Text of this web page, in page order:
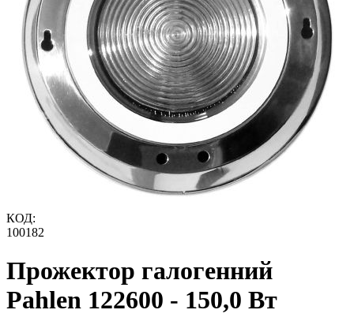
КОД:
100182
Прожектор галогенний
Pahlen 122600 - 150,0 Вт